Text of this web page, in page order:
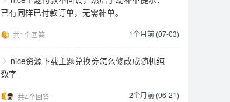
已有同样已付款订单，无需补单。
共1个回答 1个月前 (07-03)
nice资源下载主题兑换券怎么修改成随机纯
数字
共4个回答 2个月前 (06-21)